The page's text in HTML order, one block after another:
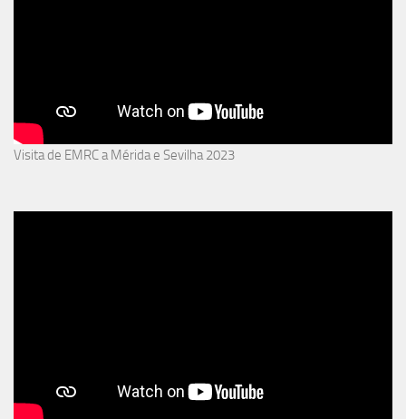
Visita de EMRC a Mérida e Sevilha 2023